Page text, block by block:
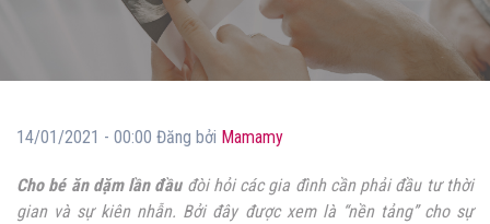
14/01/2021 - 00:00 Đăng bởi Mamamy
Cho bé ăn dặm lần đầuđòi hỏi các gia đình cần phải đầu tư thời
gian và sự kiên nhẫn. Bởi đây được xem là “nền tảng” cho sự